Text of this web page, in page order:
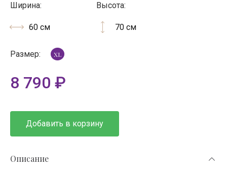
Ширина:
60 см
Высота:
70 см
Размер: XL
8 790 ₽
Добавить в корзину
Описание